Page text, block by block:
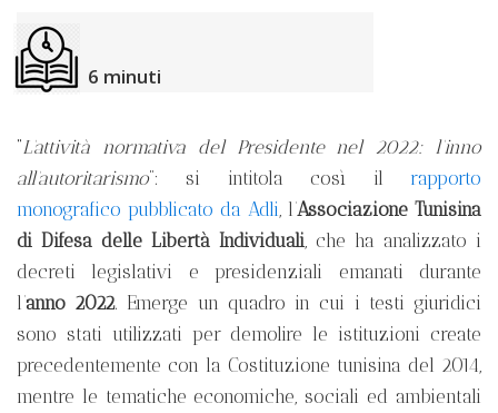
6 minuti
“L’attività normativa del Presidente nel 2022: l’inno
all’autoritarismo”: si intitola così il rapporto
monografico pubblicato da Adli , l’Associazione Tunisina
di Difesa delle Libertà Individuali , che ha analizzato i
decreti legislativi e presidenziali emanati durante
l’anno 2022. Emerge un quadro in cui i testi giuridici
sono stati utilizzati per demolire le istituzioni create
precedentemente con la Costituzione tunisina del 2014,
mentre le tematiche economiche, sociali ed ambientali